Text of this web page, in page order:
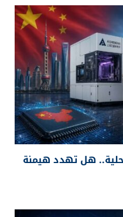
متنوعًا يجمع بين الأخبار
بالإضافة إلى إحصائيات
ومقاطع فيديو مبتكرة.